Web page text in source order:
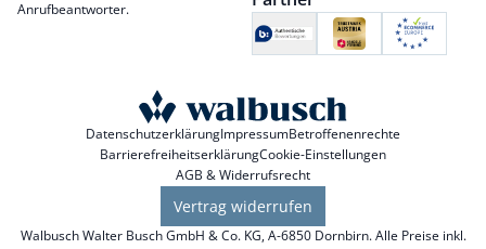
Anrufbeantworter.
DatenschutzerklärungImpressumBetroffenenrechte
BarrierefreiheitserklärungCookie-Einstellungen
AGB & Widerrufsrecht
Vertrag widerrufen
Walbusch Walter Busch GmbH & Co. KG, A-6850 Dornbirn. Alle Preise inkl.